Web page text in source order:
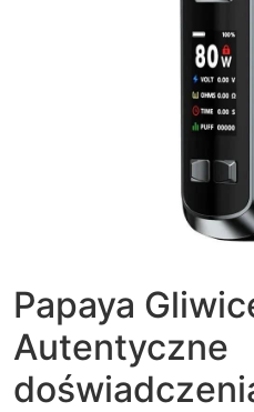
Papaya
Autentyczne